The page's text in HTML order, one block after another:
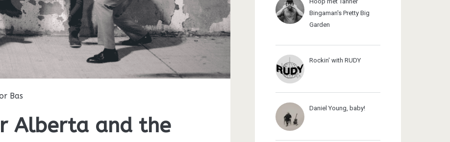
Bas
Alberta and the
Bingaman's Pretty Big
Garden
Rockin' with RUDY
Daniel Young, baby!